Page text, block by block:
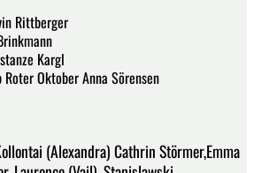
Rittberger
Kargl
Roter Oktober Anna Sörensen
(Alexandra) Cathrin Störmer,Emma